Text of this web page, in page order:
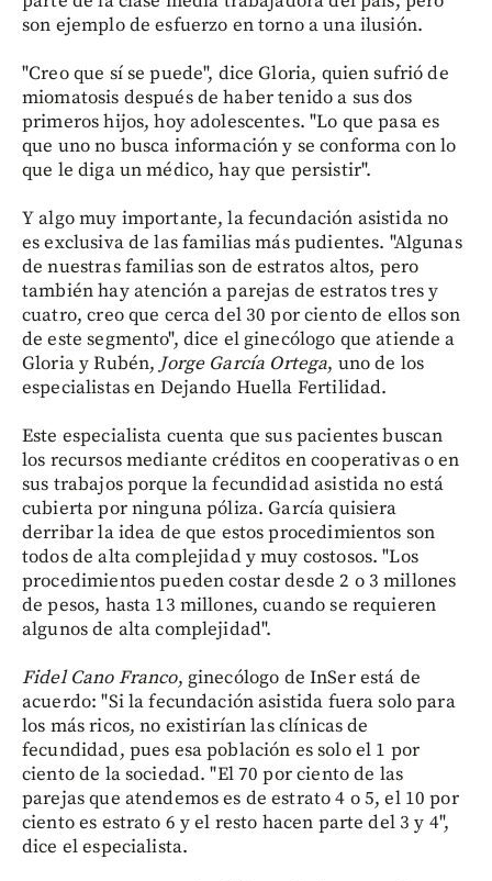
son ejemplo de esfuerzo en torno a una ilusión.
"Creo que sí se puede", dice Gloria, quien sufrió de
miomatosis después de haber tenido a sus dos
primeros hijos, hoy adolescentes. "Lo que pasa es
que uno no busca información y se conforma con lo
que le diga un médico, hay que persistir".
Y algo muy importante, la fecundación asistida no
es exclusiva de las familias más pudientes. "Algunas
de nuestras familias son de estratos altos, pero
también hay atención a parejas de estratos tres y
cuatro, creo que cerca del 30 por ciento de ellos son
de este segmento", dice el ginecólogo que atiende a
Gloria y Rubén, Jorge García Ortega, uno de los
especialistas en Dejando Huella Fertilidad.
Este especialista cuenta que sus pacientes buscan
los recursos mediante créditos en cooperativas o en
sus trabajos porque la fecundidad asistida no está
cubierta por ninguna póliza. García quisiera
derribar la idea de que estos procedimientos son
todos de alta complejidad y muy costosos. "Los
procedimientos pueden costar desde 2 o 3 millones
de pesos, hasta 13 millones, cuando se requieren
algunos de alta complejidad".
Fidel Cano Franco, ginecólogo de InSer está de
acuerdo: "Si la fecundación asistida fuera solo para
los más ricos, no existirían las clínicas de
fecundidad, pues esa población es solo el 1 por
ciento de la sociedad. "El 70 por ciento de las
parejas que atendemos es de estrato 4 o 5, el 10 por
ciento es estrato 6 y el resto hacen parte del 3 y 4",
dice el especialista.